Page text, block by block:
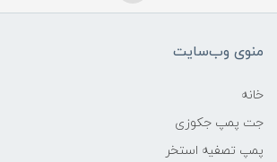
منوی وب‌سایت
خانه
جت پمپ جکوزی
پمپ تصفیه استخر